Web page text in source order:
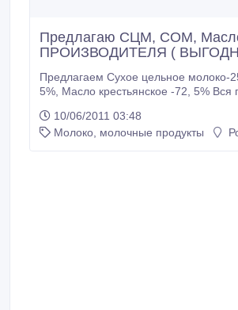
Предлагаю СЦМ, СОМ,
ПРОИЗВОДИТЕЛЯ (
Предлагаем Сухое цельное молоко-25% ,
5%, Масло крестьянское -72, 5% Вся продукция
согласно заявок, низкие цены от
ПРОИЗВОДИТЕЛЯ!!!! Любинский
10/06/2011 03:48
Молоко, молочные продукты